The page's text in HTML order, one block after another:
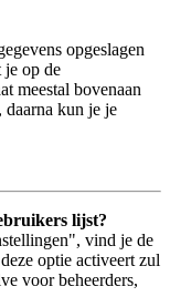
opgeslagen
je op de
meestal bovenaan
daarna kun je je
lijst?
vind je de
optie activeert zul
voor beheerders,